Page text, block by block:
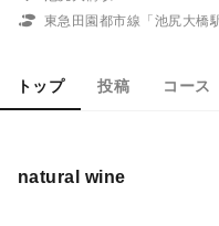
東急田園都市線「池尻大橋
トップ 投稿 コース
natural wine